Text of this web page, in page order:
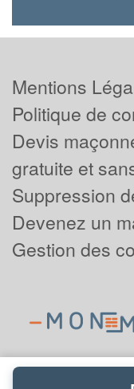
Mentions
Politique de
Devis
gratuite et
Suppression
Devenez un
Gestion des